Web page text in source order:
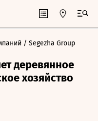
/ Segezha Group
деревянное
хозяйство